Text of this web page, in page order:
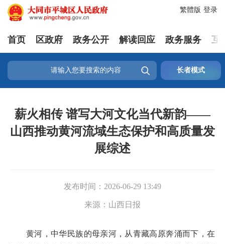
登录
繁體版
首页 区政府 政务公开 解读回应 政务服务 互
 长者模式
薪火相传 谱写大河文化当代新韵——
山西推动黄河流域生态保护和高质量发
展综述
发布时间： 2026-06-29 13:49
来源： 山西日报
黄河，中华民族的母亲河，从青藏高原奔涌而下，在